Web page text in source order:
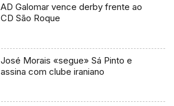
AD Galomar vence derby frente ao
CD São Roque
José Morais «segue» Sá Pinto e
assina com clube iraniano